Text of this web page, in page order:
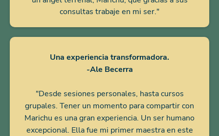
consultas trabaje en mi ser."
Una experiencia transformadora.
-Ale Becerra
"Desde sesiones personales, hasta cursos
grupales. Tener un momento para compartir con
Marichu es una gran experiencia. Un ser humano
excepcional. Ella fue mi primer maestra en este